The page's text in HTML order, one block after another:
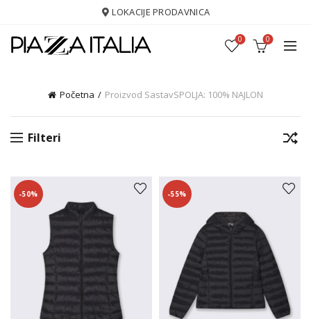
LOKACIJE PRODAVNICA
0 0
Početna Proizvod SastavSPOLJA: 100% NAJLON
Filteri
-50% -55%